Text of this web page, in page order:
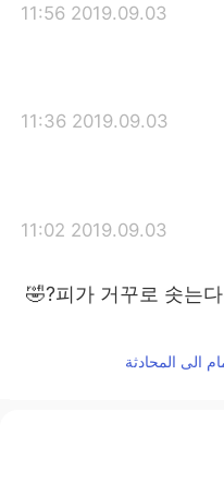
2019.09.03 11:56
2019.09.03 11:36
2019.09.03 11:02
피가 거꾸로 솟는다